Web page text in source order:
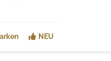
NEU